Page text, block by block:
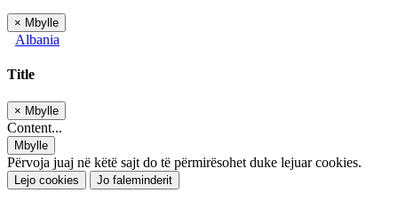
× Mbylle
Albania
Title
× Mbylle
Content...
Mbylle
Përvoja juaj në këtë sajt do të përmirësohet duke lejuar cookies.
Lejo cookies Jo faleminderit